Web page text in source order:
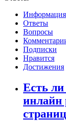
Информация
Ответы
Вопросы
Подписки
Нравится
Достижения
Есть
инлайн